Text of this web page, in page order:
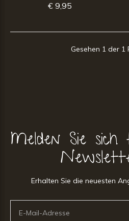
€ 9,95
Gesehen 1 der 1
Melden Sie
Erhalten Sie die neuesten